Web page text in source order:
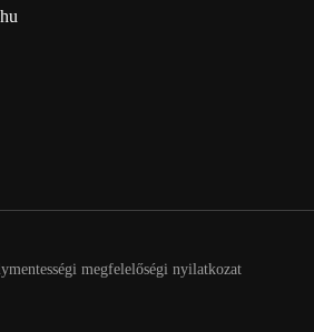
megfelelőségi nyilatkozat